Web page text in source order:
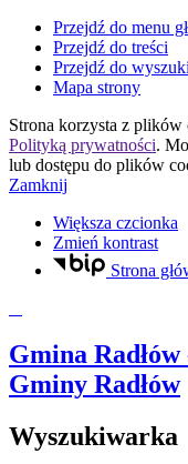
Przejdź do menu
Przejdź do treści
Przejdź do
Mapa strony
Strona korzysta z plików
Polityką prywatności.
lub dostępu do plików
Zamknij
Większa czcionka
Zmień kontrast
Strona
Gmina Radłów
Gminy Radłów
Wyszukiwarka